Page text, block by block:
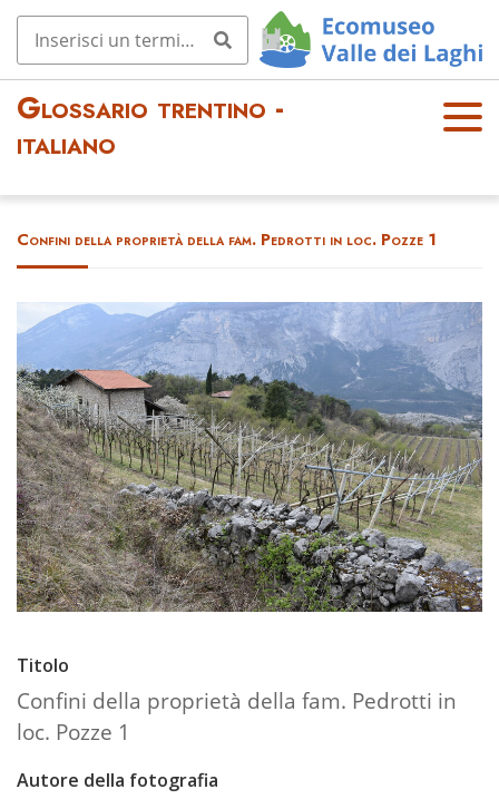
Glossario trentino -
italiano
OPE
Confini della proprietà della fam. Pedrotti in loc. Pozze 1
Titolo
Confini della proprietà della fam. Pedrotti in
loc. Pozze 1
Autore della fotografia